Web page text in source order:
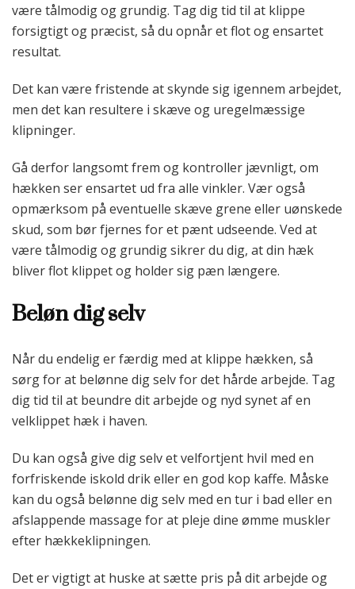
være tålmodig og grundig. Tag dig tid til at klippe
forsigtigt og præcist, så du opnår et flot og ensartet
resultat.
Det kan være fristende at skynde sig igennem arbejdet,
men det kan resultere i skæve og uregelmæssige
klipninger.
Gå derfor langsomt frem og kontroller jævnligt, om
hækken ser ensartet ud fra alle vinkler. Vær også
opmærksom på eventuelle skæve grene eller uønskede
skud, som bør fjernes for et pænt udseende. Ved at
være tålmodig og grundig sikrer du dig, at din hæk
bliver flot klippet og holder sig pæn længere.
Beløn dig selv
Når du endelig er færdig med at klippe hækken, så
sørg for at belønne dig selv for det hårde arbejde. Tag
dig tid til at beundre dit arbejde og nyd synet af en
velklippet hæk i haven.
Du kan også give dig selv et velfortjent hvil med en
forfriskende iskold drik eller en god kop kaffe. Måske
kan du også belønne dig selv med en tur i bad eller en
afslappende massage for at pleje dine ømme muskler
efter hækkeklipningen.
Det er vigtigt at huske at sætte pris på dit arbejde og